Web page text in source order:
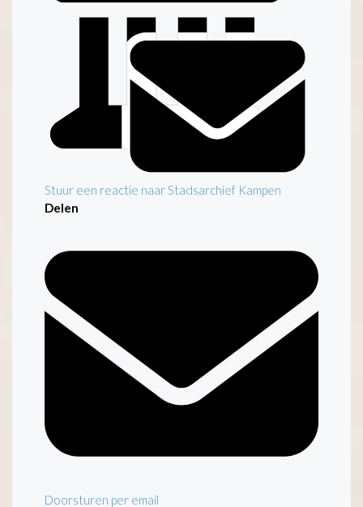
Inleiding
Stuur een reactie naar Stadsarchief Kampen
Delen
Doorsturen per email